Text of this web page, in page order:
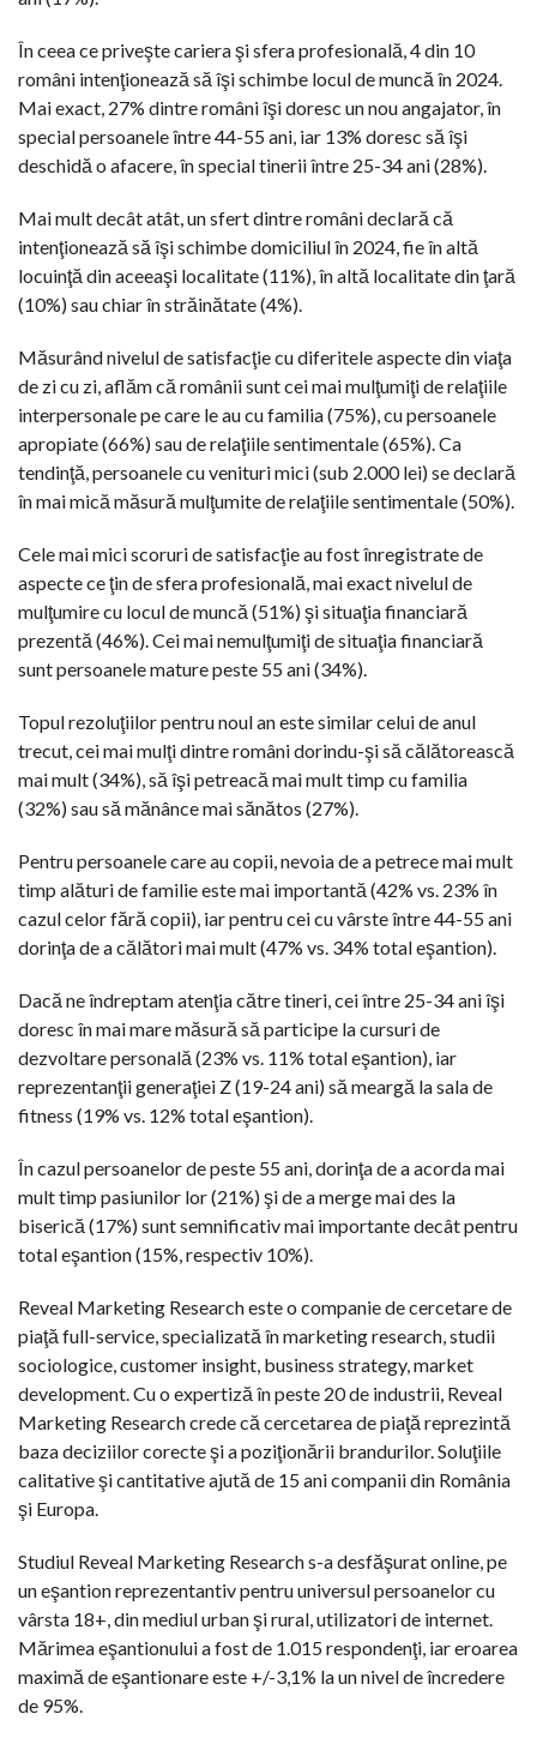
În ceea ce priveşte cariera şi sfera profesională, 4 din 10
români intenţionează să îşi schimbe locul de muncă în 2024.
Mai exact, 27% dintre români îşi doresc un nou angajator, în
special persoanele între 44-55 ani, iar 13% doresc să îşi
deschidă o afacere, în special tinerii între 25-34 ani (28%).
Mai mult decât atât, un sfert dintre români declară că
intenţionează să îşi schimbe domiciliul în 2024, fie în altă
locuinţă din aceeaşi localitate (11%), în altă localitate din ţară
(10%) sau chiar în străinătate (4%).
Măsurând nivelul de satisfacţie cu diferitele aspecte din viaţa
de zi cu zi, aflăm că românii sunt cei mai mulţumiţi de relaţiile
interpersonale pe care le au cu familia (75%), cu persoanele
apropiate (66%) sau de relaţiile sentimentale (65%). Ca
tendinţă, persoanele cu venituri mici (sub 2.000 lei) se declară
în mai mică măsură mulţumite de relaţiile sentimentale (50%).
Cele mai mici scoruri de satisfacţie au fost înregistrate de
aspecte ce ţin de sfera profesională, mai exact nivelul de
mulţumire cu locul de muncă (51%) şi situaţia financiară
prezentă (46%). Cei mai nemulţumiţi de situaţia financiară
sunt persoanele mature peste 55 ani (34%).
Topul rezoluţiilor pentru noul an este similar celui de anul
trecut, cei mai mulţi dintre români dorindu-şi să călătorească
mai mult (34%), să îşi petreacă mai mult timp cu familia
(32%) sau să mănânce mai sănătos (27%).
Pentru persoanele care au copii, nevoia de a petrece mai mult
timp alături de familie este mai importantă (42% vs. 23% în
cazul celor fără copii), iar pentru cei cu vârste între 44-55 ani
dorinţa de a călători mai mult (47% vs. 34% total eşantion).
Dacă ne îndreptam atenţia către tineri, cei între 25-34 ani îşi
doresc în mai mare măsură să participe la cursuri de
dezvoltare personală (23% vs. 11% total eşantion), iar
reprezentanţii generaţiei Z (19-24 ani) să meargă la sala de
fitness (19% vs. 12% total eşantion).
În cazul persoanelor de peste 55 ani, dorinţa de a acorda mai
mult timp pasiunilor lor (21%) şi de a merge mai des la
biserică (17%) sunt semnificativ mai importante decât pentru
total eşantion (15%, respectiv 10%).
Reveal Marketing Research este o companie de cercetare de
piaţă full-service, specializată în marketing research, studii
sociologice, customer insight, business strategy, market
development. Cu o expertiză în peste 20 de industrii, Reveal
Marketing Research crede că cercetarea de piaţă reprezintă
baza deciziilor corecte şi a poziţionării brandurilor. Soluţiile
calitative şi cantitative ajută de 15 ani companii din România
şi Europa.
Studiul Reveal Marketing Research s-a desfăşurat online, pe
un eşantion reprezentantiv pentru universul persoanelor cu
vârsta 18+, din mediul urban şi rural, utilizatori de internet.
Mărimea eşantionului a fost de 1.015 respondenţi, iar eroarea
maximă de eşantionare este +/-3,1% la un nivel de încredere
de 95%.